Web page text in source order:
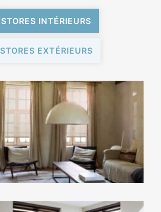
STORES INTÉRIEURS
STORES EXTÉRIEURS